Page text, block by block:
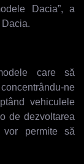
Dacia”, a
care să
ne
vehiculele
de dezvoltarea
permite să